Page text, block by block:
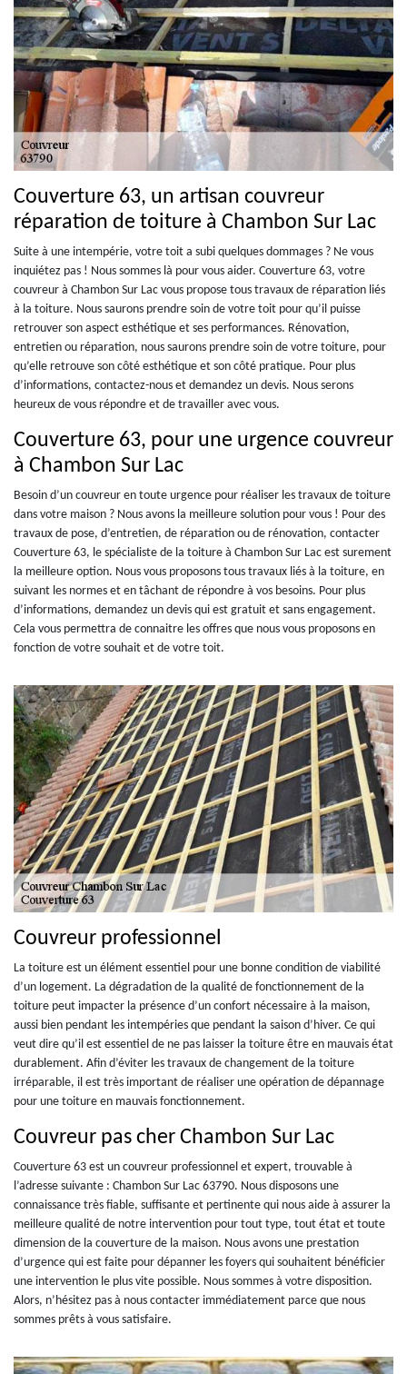
Couverture 63, un artisan couvreur
réparation de toiture à Chambon Sur Lac
Suite à une intempérie, votre toit a subi quelques dommages ? Ne vous
inquiétez pas ! Nous sommes là pour vous aider. Couverture 63, votre
couvreur à Chambon Sur Lac vous propose tous travaux de réparation liés
à la toiture. Nous saurons prendre soin de votre toit pour qu’il puisse
retrouver son aspect esthétique et ses performances. Rénovation,
entretien ou réparation, nous saurons prendre soin de votre toiture, pour
qu’elle retrouve son côté esthétique et son côté pratique. Pour plus
d’informations, contactez-nous et demandez un devis. Nous serons
heureux de vous répondre et de travailler avec vous.
Couverture 63, pour une urgence couvreur
à Chambon Sur Lac
Besoin d’un couvreur en toute urgence pour réaliser les travaux de toiture
dans votre maison ? Nous avons la meilleure solution pour vous ! Pour des
travaux de pose, d’entretien, de réparation ou de rénovation, contacter
Couverture 63, le spécialiste de la toiture à Chambon Sur Lac est surement
la meilleure option. Nous vous proposons tous travaux liés à la toiture, en
suivant les normes et en tâchant de répondre à vos besoins. Pour plus
d’informations, demandez un devis qui est gratuit et sans engagement.
Cela vous permettra de connaitre les offres que nous vous proposons en
fonction de votre souhait et de votre toit.
Couvreur professionnel
La toiture est un élément essentiel pour une bonne condition de viabilité
d’un logement. La dégradation de la qualité de fonctionnement de la
toiture peut impacter la présence d’un confort nécessaire à la maison,
aussi bien pendant les intempéries que pendant la saison d’hiver. Ce qui
veut dire qu’il est essentiel de ne pas laisser la toiture être en mauvais état
durablement. Afin d’éviter les travaux de changement de la toiture
irréparable, il est très important de réaliser une opération de dépannage
pour une toiture en mauvais fonctionnement.
Couvreur pas cher Chambon Sur Lac
Couverture 63 est un couvreur professionnel et expert, trouvable à
l’adresse suivante : Chambon Sur Lac 63790. Nous disposons une
connaissance très fiable, suffisante et pertinente qui nous aide à assurer la
meilleure qualité de notre intervention pour tout type, tout état et toute
dimension de la couverture de la maison. Nous avons une prestation
d’urgence qui est faite pour dépanner les foyers qui souhaitent bénéficier
une intervention le plus vite possible. Nous sommes à votre disposition.
Alors, n’hésitez pas à nous contacter immédiatement parce que nous
sommes prêts à vous satisfaire.